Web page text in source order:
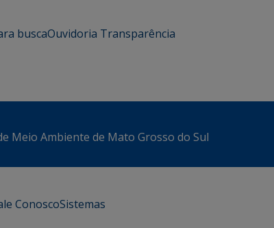
buscaOuvidoria Transparência
Meio Ambiente de Mato Grosso do Sul
ConoscoSistemas